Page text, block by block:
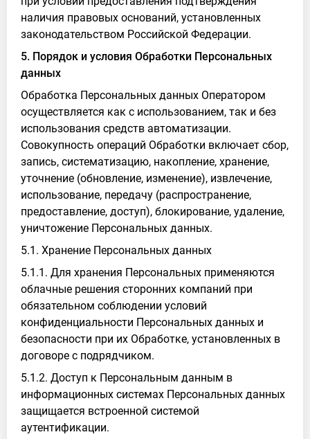
наличия правовых оснований, установленных
законодательством Российской Федерации.
5. Порядок и условия Обработки Персональных
данных
Обработка Персональных данных Оператором
осуществляется как с использованием, так и без
использования средств автоматизации.
Совокупность операций Обработки включает сбор,
запись, систематизацию, накопление, хранение,
уточнение (обновление, изменение), извлечение,
использование, передачу (распространение,
предоставление, доступ), блокирование, удаление,
уничтожение Персональных данных.
5.1. Хранение Персональных данных
5.1.1. Для хранения Персональных применяются
облачные решения сторонних компаний при
обязательном соблюдении условий
конфиденциальности Персональных данных и
безопасности при их Обработке, установленных в
договоре с подрядчиком.
5.1.2. Доступ к Персональным данным в
информационных системах Персональных данных
защищается встроенной системой
аутентификации.